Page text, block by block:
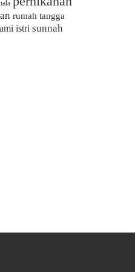
rumah tangga
istri sunnah